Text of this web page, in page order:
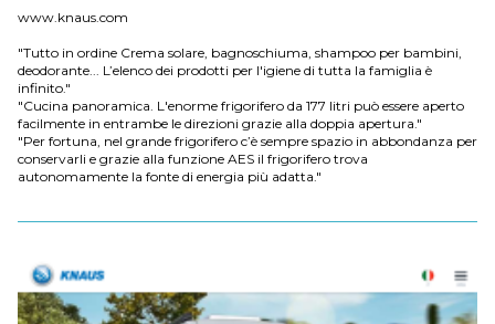
www.knaus.com
"Tutto in ordine Crema solare, bagnoschiuma, shampoo per bambini,
deodorante... L’elenco dei prodotti per l'igiene di tutta la famiglia è
infinito."
"Cucina panoramica. L'enorme frigorifero da 177 litri può essere aperto
facilmente in entrambe le direzioni grazie alla doppia apertura."
"Per fortuna, nel grande frigorifero c’è sempre spazio in abbondanza per
conservarli e grazie alla funzione AES il frigorifero trova
autonomamente la fonte di energia più adatta."